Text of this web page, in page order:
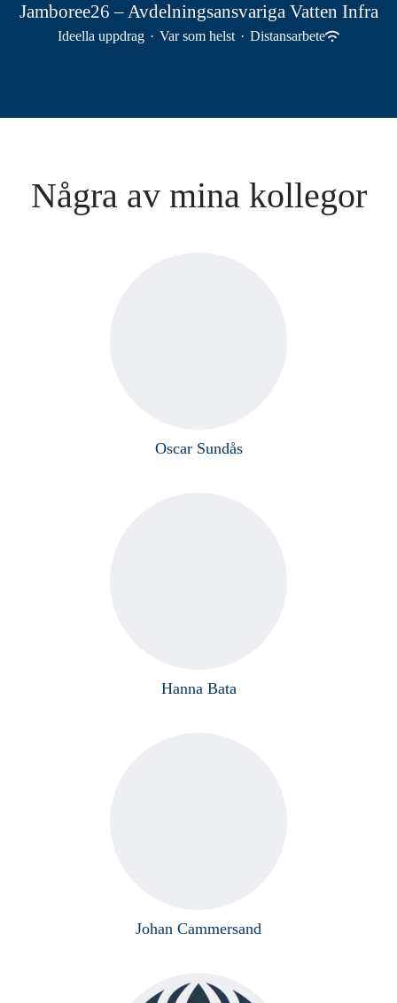
Jamboree26 – Avdelningsansvariga Vatten Infra
Ideella uppdrag · Var som helst · Distansarbete
Några av mina kollegor
Oscar Sundås
Hanna Bata
Johan Cammersand